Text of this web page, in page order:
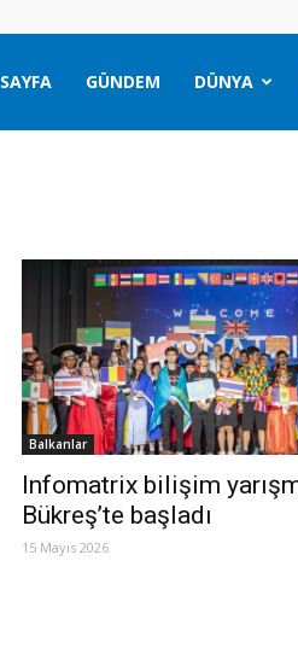
GÜNDEM DÜNYA
Balkanlar
Infomatrix bilişim
Bükreş’te başladı
15 Mayıs 2026